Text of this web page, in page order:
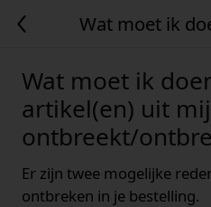
Wat moet ik
ontbreekt/
Wat moet ik
artikel(en) uit
ontbreekt/
Er zijn twee mogelijke
ontbreken in je bestelling.